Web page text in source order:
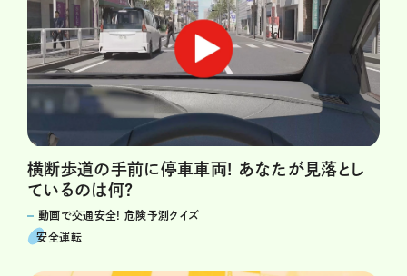
横断歩道の手前に停車車両! あなたが見落とし
ているのは何?
動画で交通安全! 危険予測クイズ
安全運転